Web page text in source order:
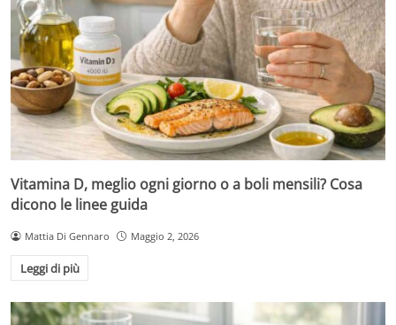
Vitamina D, meglio ogni giorno o a boli mensili? Cosa
dicono le linee guida
Mattia Di Gennaro Maggio 2, 2026
Leggi di più